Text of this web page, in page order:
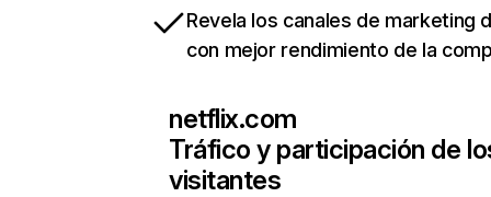
Revela los canales de marketing
con mejor rendimiento de la
netflix.com
Tráfico y participación de
visitantes